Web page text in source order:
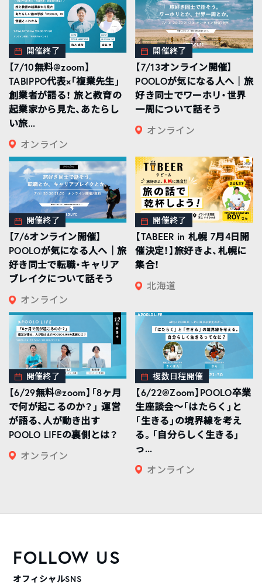
開催終了
【7/10無料@zoom】
TABIPPO代表×「複業先生」
創業者が語る！ 旅と教育の
起業家から見た、あたらし
い旅...
オンライン
開催終了
【7/13オンライン開催】
POOLOが気になる人へ｜旅
好き同士でワーホリ・世界
一周について話そう
オンライン
開催終了
【7/6オンライン開催】
POOLOが気になる人へ｜旅
好き同士で転職・キャリア
ブレイクについて話そう
オンライン
開催終了
【TABEER in 札幌 7月4日開
催決定！】旅好きよ、札幌に
集合！
北海道
開催終了
【6/29無料@zoom】「8ヶ月
で何が起こるのか？」 運営
が語る、人が動き出す
POOLO LIFEの裏側とは？
オンライン
複数日程開催
【6/22@Zoom】POOLO卒業
生座談会〜「はたらく」と
「生きる」の境界線を考え
る。「自分らしく生きる」
っ...
オンライン
FOLLOW US
オフィシャルSNS